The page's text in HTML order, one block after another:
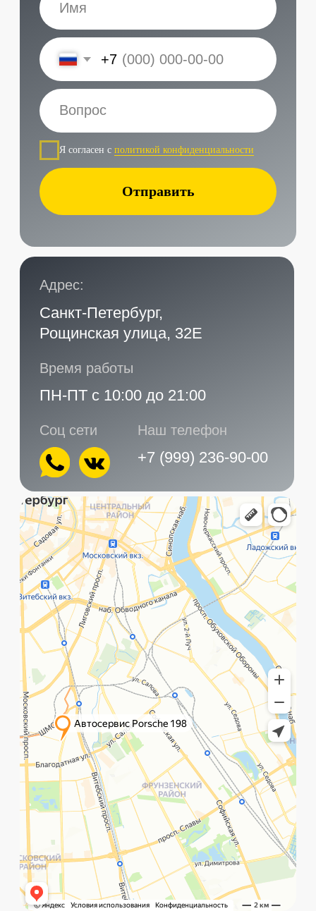
Главная ПозвонитьWhat`s app Контакты Услуги
Главная Услуги
Политика обработки данных
©️ Porsche 198. Все права защищены 2025
Разработка и маркетинг: Global Code
Рощинская улица, 32Е с 10:00 до 21:00
Мы используем cookie для быстрой и удобной
работы сайта. Продолжая пользоваться сайтом,
вы даете согласие на использование файлов
cookie.Подробнее
Принять